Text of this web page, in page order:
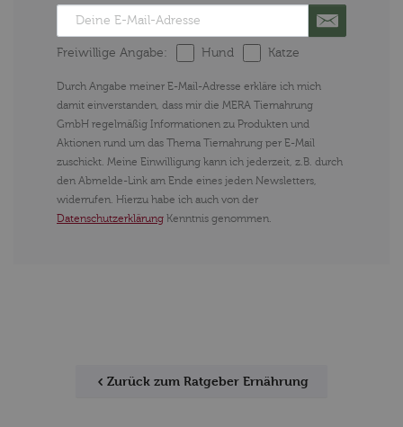
Freiwillige Angabe: Hund Katze
Durch Angabe meiner E-Mail-Adresse erkläre ich mich
damit einverstanden, dass mir die MERA Tiernahrung
GmbH regelmäßig Informationen zu Produkten und
Aktionen rund um das Thema Tiernahrung per E-Mail
zuschickt. Meine Einwilligung kann ich jederzeit, z.B. durch
den Abmelde-Link am Ende eines jeden Newsletters,
widerrufen. Hierzu habe ich auch von der
Datenschutzerklärung Kenntnis genommen.
Zurück zum Ratgeber Ernährung